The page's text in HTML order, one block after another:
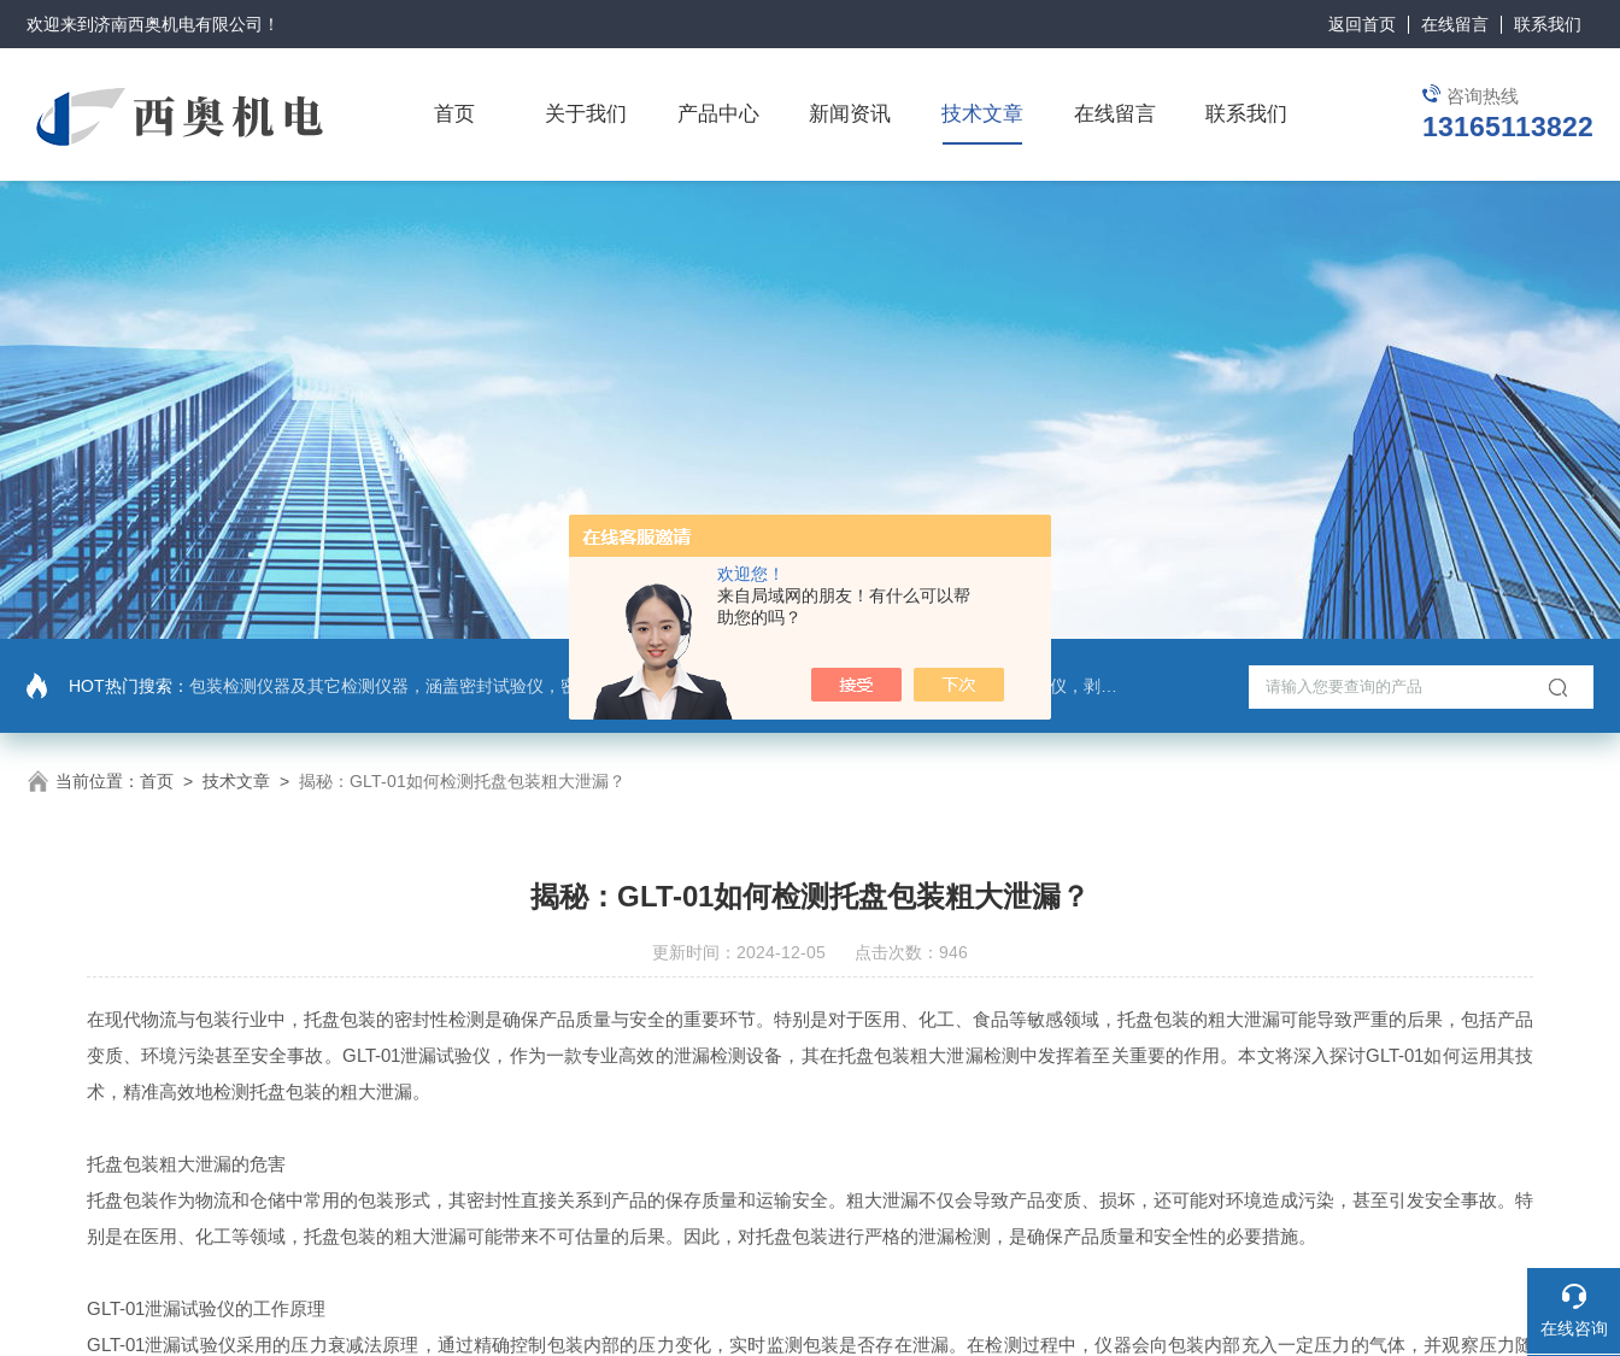
欢迎您！
来自局域网的朋友！有什么可以帮
助您的吗？
欢迎来到济南西奥机电有限公司 ！ 返回首页 在线留言 联系我们
咨询热线
13165113822
首页 关于我们 产品中心 新闻资讯 技术文章 在线留言 联系我们
HOT热门搜索： 包装检测仪器及其它检测仪器，涵盖密封试验仪，密封与泄漏强度测试仪，拉力机，抗压机，热封试验仪，摩擦系数仪，剥离力测试仪，医药包装检测仪，冲击试验仪，安瓿瓶折断力测试仪，垂直度偏差测试仪，扭矩仪，手提袋疲劳度测试仪
当前位置： 首页 > 技术文章 > 揭秘：GLT-01如何检测托盘包装粗大泄漏？
揭秘：GLT-01如何检测托盘包装粗大泄漏？
更新时间：2024-12-05 点击次数：946
在现代物流与包装行业中，托盘包装的密封性检测是确保产品质量与安全的重要环节。特别是对于医用、化工、食品等敏感领域，托盘包装的粗大泄漏可能导致严重的后果，包括产品
变质、环境污染甚至安全事故。GLT-01泄漏试验仪，作为一款专业高效的泄漏检测设备，其在托盘包装粗大泄漏检测中发挥着至关重要的作用。本文将深入探讨GLT-01如何运用其技
术，精准高效地检测托盘包装的粗大泄漏。
托盘包装粗大泄漏的危害
托盘包装作为物流和仓储中常用的包装形式，其密封性直接关系到产品的保存质量和运输安全。粗大泄漏不仅会导致产品变质、损坏，还可能对环境造成污染，甚至引发安全事故。特
别是在医用、化工等领域，托盘包装的粗大泄漏可能带来不可估量的后果。因此，对托盘包装进行严格的泄漏检测，是确保产品质量和安全性的必要措施。
GLT-01泄漏试验仪的工作原理
GLT-01泄漏试验仪采用的压力衰减法原理，通过精确控制包装内部的压力变化，实时监测包装是否存在泄漏。在检测过程中，仪器会向包装内部充入一定压力的气体，并观察压力随
在线咨询